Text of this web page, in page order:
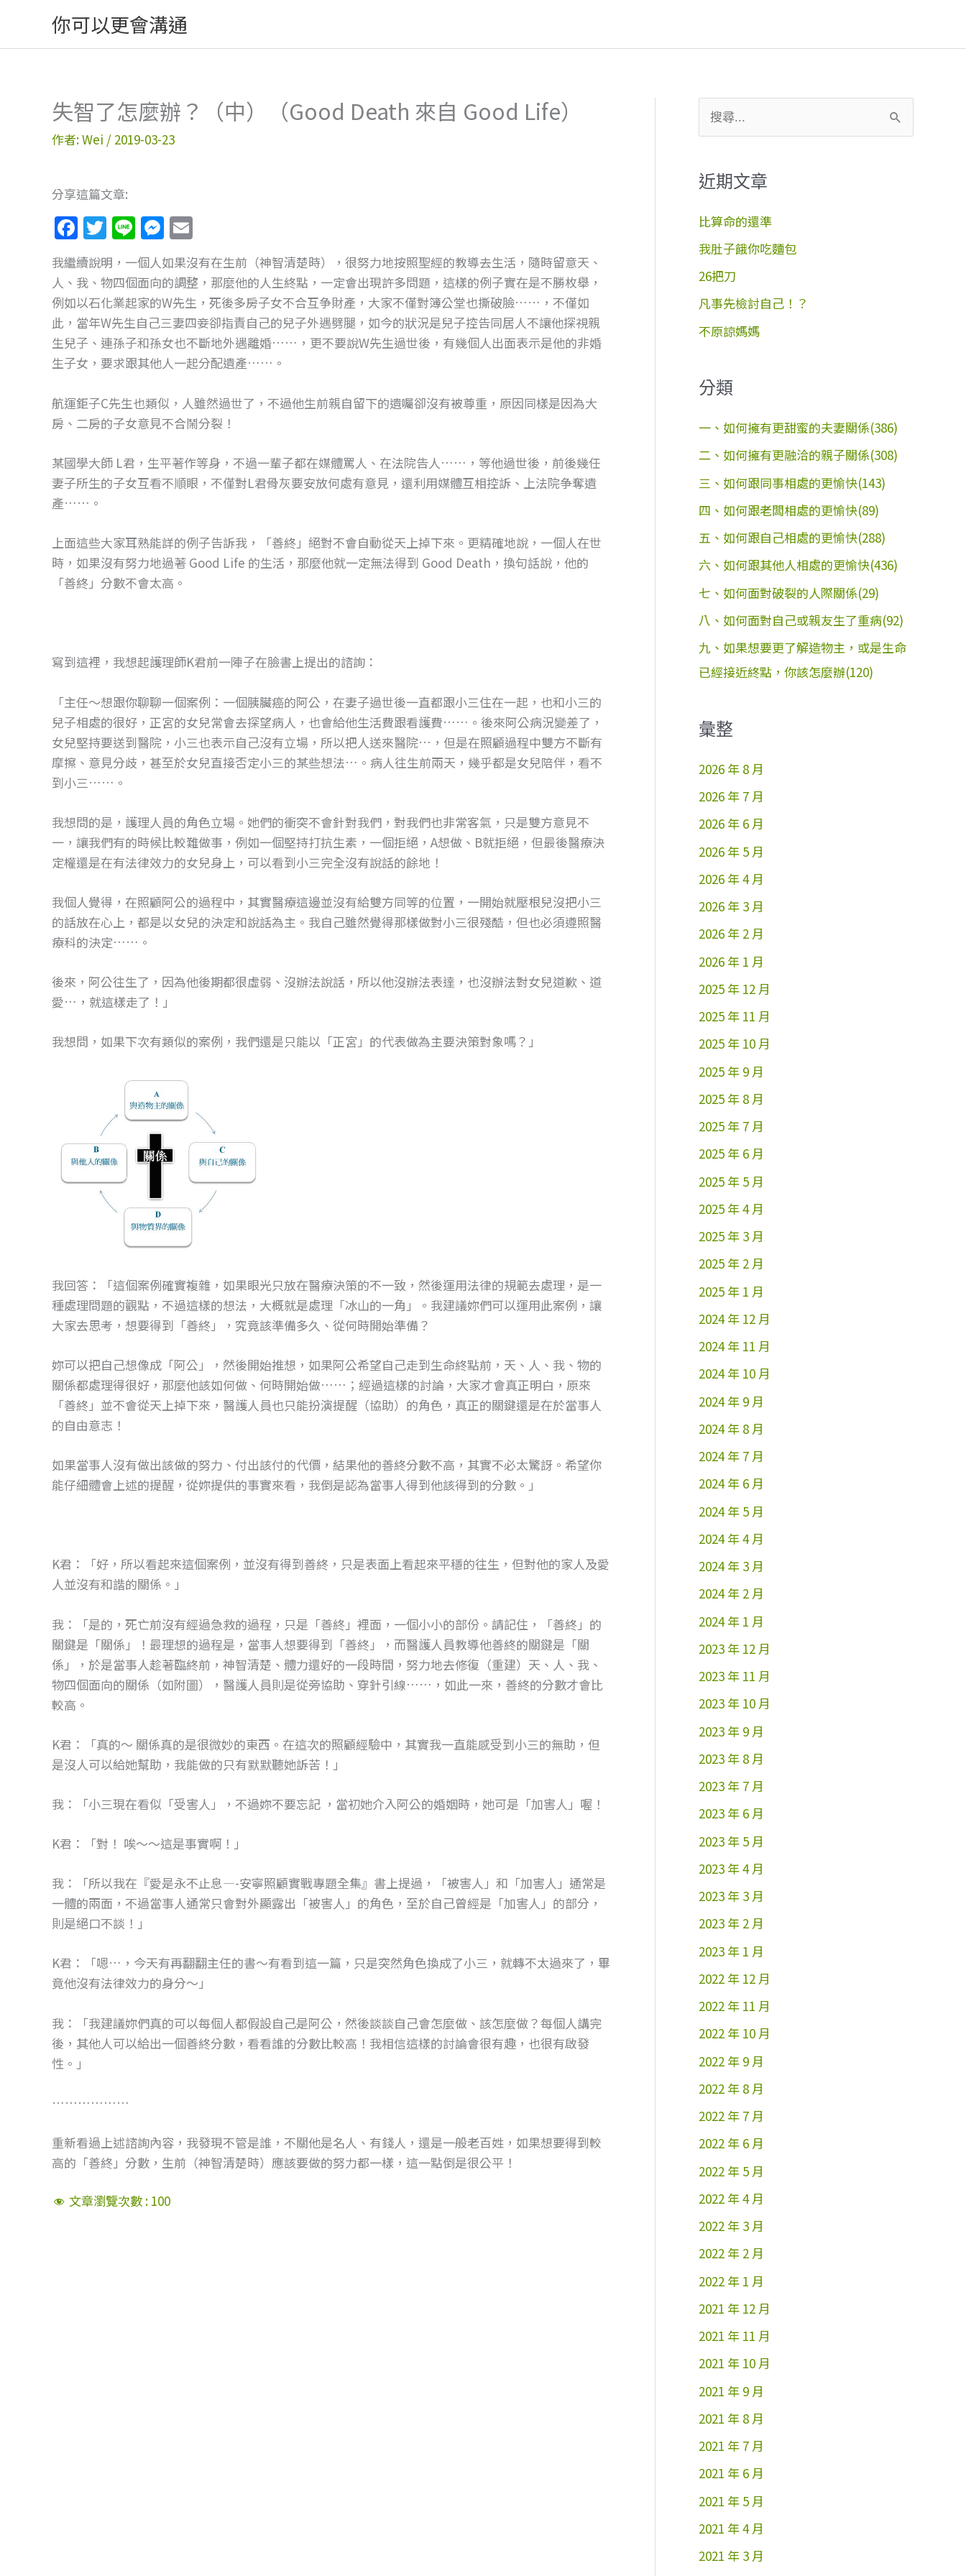
主
你可以更會溝通
失智了怎麼辦？（中）（Good Death 來自 Good Life）
作者:Wei / 2019-03-23
分享這篇文章:
F
a
c
e
b
o
o
k
T
w
itt
er
Li
n
e
M
e
ss
e
n
g
er
m
ai
l
我繼續說明，一個人如果沒有在生前（神智清楚時），很努力地按照聖經的教導去生活，隨時留意天、
人、我、物四個面向的調整，那麼他的人生終點，一定會出現許多問題，這樣的例子實在是不勝枚舉，
例如以石化業起家的W先生，死後多房子女不合互争財產，大家不僅對簿公堂也撕破臉……，不僅如
此，當年W先生自己三妻四妾卻指責自己的兒子外遇劈腿，如今的狀況是兒子控告同居人不讓他探視親
生兒子、連孫子和孫女也不斷地外遇離婚……，更不要說W先生過世後，有幾個人出面表示是他的非婚
生子女，要求跟其他人一起分配遺產……。
航運鉅子C先生也類似，人雖然過世了，不過他生前親自留下的遺囑卻沒有被尊重，原因同樣是因為大
房、二房的子女意見不合鬧分裂！
某國學大師 L君，生平著作等身，不過一輩子都在媒體罵人、在法院告人……，等他過世後，前後幾任
妻子所生的子女互看不順眼，不僅對L君骨灰要安放何處有意見，還利用媒體互相控訴、上法院争奪遺
產……。
上面這些大家耳熟能詳的例子告訴我，「善終」絕對不會自動從天上掉下來。更精確地說，一個人在世
時，如果沒有努力地過著 Good Life 的生活，那麼他就一定無法得到 Good Death，換句話說，他的
「善終」分數不會太高。
寫到這裡，我想起護理師K君前一陣子在臉書上提出的諮詢：
「主任～想跟你聊聊一個案例：一個胰臟癌的阿公，在妻子過世後一直都跟小三住在一起，也和小三的
兒子相處的很好，正宮的女兒常會去探望病人，也會給他生活費跟看護費……。後來阿公病況變差了，
女兒堅持要送到醫院，小三也表示自己沒有立場，所以把人送來醫院…，但是在照顧過程中雙方不斷有
摩擦、意見分歧，甚至於女兒直接否定小三的某些想法…。病人往生前兩天，幾乎都是女兒陪伴，看不
到小三……。
我想問的是，護理人員的角色立場。她們的衝突不會針對我們，對我們也非常客氣，只是雙方意見不
一，讓我們有的時候比較難做事，例如一個堅持打抗生素，一個拒絕，A想做、B就拒絕，但最後醫療決
定權還是在有法律效力的女兒身上，可以看到小三完全沒有說話的餘地！
我個人覺得，在照顧阿公的過程中，其實醫療這邊並沒有給雙方同等的位置，一開始就壓根兒沒把小三
的話放在心上，都是以女兒的決定和說話為主。我自己雖然覺得那樣做對小三很殘酷，但也必須遵照醫
療科的決定……。
後來，阿公往生了，因為他後期都很虛弱、沒辦法說話，所以他沒辦法表達，也沒辦法對女兒道歉、道
愛…，就這樣走了！」
我想問，如果下次有類似的案例，我們還是只能以「正宮」的代表做為主要決策對象嗎？」
我回答：「這個案例確實複雜，如果眼光只放在醫療決策的不一致，然後運用法律的規範去處理，是一
種處理問題的觀點，不過這樣的想法，大概就是處理「冰山的一角」。我建議妳們可以運用此案例，讓
大家去思考，想要得到「善終」，究竟該準備多久、從何時開始準備？
妳可以把自己想像成「阿公」，然後開始推想，如果阿公希望自己走到生命終點前，天、人、我、物的
關係都處理得很好，那麼他該如何做、何時開始做……；經過這樣的討論，大家才會真正明白，原來
「善終」並不會從天上掉下來，醫護人員也只能扮演提醒（協助）的角色，真正的關鍵還是在於當事人
的自由意志！
如果當事人沒有做出該做的努力、付出該付的代價，結果他的善終分數不高，其實不必太驚訝。希望你
能仔細體會上述的提醒，從妳提供的事實來看，我倒是認為當事人得到他該得到的分數。」
K君：「好，所以看起來這個案例，並沒有得到善終，只是表面上看起來平穩的往生，但對他的家人及愛
人並沒有和諧的關係。」
我：「是的，死亡前沒有經過急救的過程，只是「善終」裡面，一個小小的部份。請記住，「善終」的
關鍵是「關係」！最理想的過程是，當事人想要得到「善終」，而醫護人員教導他善終的關鍵是「關
係」，於是當事人趁著臨終前，神智清楚、體力還好的一段時間，努力地去修復（重建）天、人、我、
物四個面向的關係（如附圖），醫護人員則是從旁協助、穿針引線……，如此一來，善終的分數才會比
較高。
K君：「真的～ 關係真的是很微妙的東西。在這次的照顧經驗中，其實我一直能感受到小三的無助，但
是沒人可以給她幫助，我能做的只有默默聽她訴苦！」
我：「小三現在看似「受害人」，不過妳不要忘記 ，當初她介入阿公的婚姻時，她可是「加害人」喔！
K君：「對！ 唉～～這是事實啊！」
我：「所以我在『愛是永不止息—-安寧照顧實戰專題全集』書上提過，「被害人」和「加害人」通常是
一體的兩面，不過當事人通常只會對外顯露出「被害人」的角色，至於自己曾經是「加害人」的部分，
則是絕口不談！」
K君：「嗯…，今天有再翻翻主任的書～有看到這一篇，只是突然角色換成了小三，就轉不太過來了，畢
竟他沒有法律效力的身分～」
我：「我建議妳們真的可以每個人都假設自己是阿公，然後談談自己會怎麼做、該怎麼做？每個人講完
後，其他人可以給出一個善終分數，看看誰的分數比較高！我相信這樣的討論會很有趣，也很有啟發
性。」
………………
重新看過上述諮詢內容，我發現不管是誰，不關他是名人、有錢人，還是一般老百姓，如果想要得到較
高的「善終」分數，生前（神智清楚時）應該要做的努力都一樣，這一點倒是很公平！
文章瀏覽次數 : 100
尋
鍵
字
:
近期文章
比算命的還準
我肚子餓你吃麵包
26把刀
凡事先檢討自己！？
不原諒媽媽
分類
一、如何擁有更甜蜜的夫妻關係(386)
二、如何擁有更融洽的親子關係(308)
三、如何跟同事相處的更愉快(143)
四、如何跟老闆相處的更愉快(89)
五、如何跟自己相處的更愉快(288)
六、如何跟其他人相處的更愉快(436)
七、如何面對破裂的人際關係(29)
八、如何面對自己或親友生了重病(92)
九、如果想要更了解造物主，或是生命
已經接近終點，你該怎麼辦(120)
彙整
2026 年 8 月
2026 年 7 月
2026 年 6 月
2026 年 5 月
2026 年 4 月
2026 年 3 月
2026 年 2 月
2026 年 1 月
2025 年 12 月
2025 年 11 月
2025 年 10 月
2025 年 9 月
2025 年 8 月
2025 年 7 月
2025 年 6 月
2025 年 5 月
2025 年 4 月
2025 年 3 月
2025 年 2 月
2025 年 1 月
2024 年 12 月
2024 年 11 月
2024 年 10 月
2024 年 9 月
2024 年 8 月
2024 年 7 月
2024 年 6 月
2024 年 5 月
2024 年 4 月
2024 年 3 月
2024 年 2 月
2024 年 1 月
2023 年 12 月
2023 年 11 月
2023 年 10 月
2023 年 9 月
2023 年 8 月
2023 年 7 月
2023 年 6 月
2023 年 5 月
2023 年 4 月
2023 年 3 月
2023 年 2 月
2023 年 1 月
2022 年 12 月
2022 年 11 月
2022 年 10 月
2022 年 9 月
2022 年 8 月
2022 年 7 月
2022 年 6 月
2022 年 5 月
2022 年 4 月
2022 年 3 月
2022 年 2 月
2022 年 1 月
2021 年 12 月
2021 年 11 月
2021 年 10 月
2021 年 9 月
2021 年 8 月
2021 年 7 月
2021 年 6 月
2021 年 5 月
2021 年 4 月
2021 年 3 月